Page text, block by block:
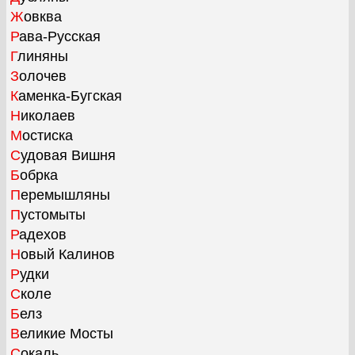
Жовква
Рава-Русская
Глиняны
Золочев
Каменка-Бугская
Николаев
Мостиска
Судовая Вишня
Бобрка
Перемышляны
Пустомыты
Радехов
Новый Калинов
Рудки
Сколе
Белз
Великие Мосты